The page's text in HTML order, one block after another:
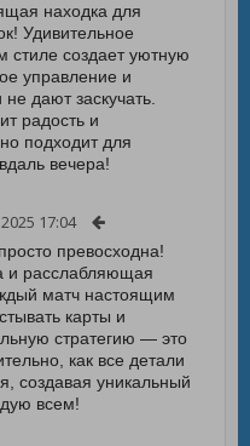
находка для
Удивительное
создает уютную
управление и
дают заскучать.
радость и
подходит для
вечера!
17:04
превосходна!
и расслабляющая
матч настоящим
карты и
стратегию — это
как все детали
создавая уникальный
всем!